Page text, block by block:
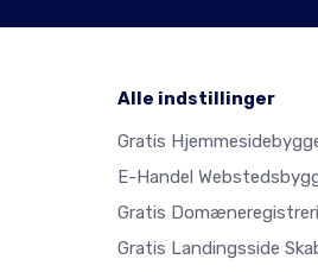
Alle indstillinger
Gratis
E-Handel
Gratis
Gratis Landingsside